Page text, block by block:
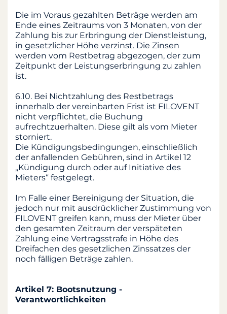
Die im Voraus gezahlten Beträge werden am
Ende eines Zeitraums von 3 Monaten, von der
Zahlung bis zur Erbringung der Dienstleistung,
in gesetzlicher Höhe verzinst. Die Zinsen
werden vom Restbetrag abgezogen, der zum
Zeitpunkt der Leistungserbringung zu zahlen
ist.
6.10. Bei Nichtzahlung des Restbetrags
innerhalb der vereinbarten Frist ist FILOVENT
nicht verpflichtet, die Buchung
aufrechtzuerhalten. Diese gilt als vom Mieter
storniert.
Die Kündigungsbedingungen, einschließlich
der anfallenden Gebühren, sind in Artikel 12
„Kündigung durch oder auf Initiative des
Mieters“ festgelegt.
Im Falle einer Bereinigung der Situation, die
jedoch nur mit ausdrücklicher Zustimmung von
FILOVENT greifen kann, muss der Mieter über
den gesamten Zeitraum der verspäteten
Zahlung eine Vertragsstrafe in Höhe des
Dreifachen des gesetzlichen Zinssatzes der
noch fälligen Beträge zahlen.
Artikel 7: Bootsnutzung -
Verantwortlichkeiten